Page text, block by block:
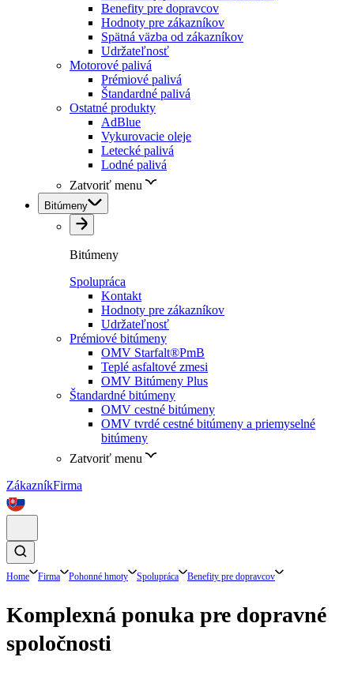
Benefity pre dopravcov
Hodnoty pre zákazníkov
Spätná väzba od zákazníkov
Udržateľnosť
Motorové palivá
Prémiové palivá
Štandardné palivá
Ostatné produkty
AdBlue
Vykurovacie oleje
Letecké palivá
Lodné palivá
Zatvoriť menu
Bitúmeny
Bitúmeny
Spolupráca
Kontakt
Hodnoty pre zákazníkov
Udržateľnosť
Prémiové bitúmeny
OMV Starfalt®PmB
Teplé asfaltové zmesi
OMV Bitúmeny Plus
Štandardné bitúmeny
OMV cestné bitúmeny
OMV tvrdé cestné bitúmeny a priemyselné
bitúmeny
Zatvoriť menu
ZákazníkFirma
Home Firma Pohonné hmoty Spolupráca Benefity pre dopravcov
Komplexná ponuka pre dopravné
spoločnosti